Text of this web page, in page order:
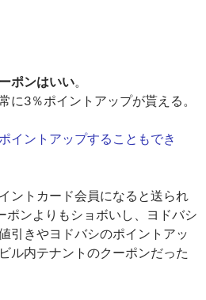
ポンはいい
に3％ポイントアップが貰える。
イントアップすることもでき
ントカード会員になると送られ
ポンよりもショボいし、ヨドバシ
引きやヨドバシのポイントアッ
ル内テナントのクーポンだった